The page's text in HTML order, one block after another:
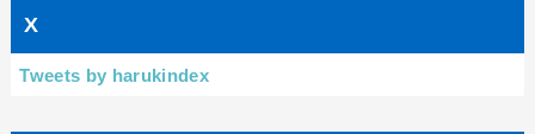
X
Tweets by harukindex